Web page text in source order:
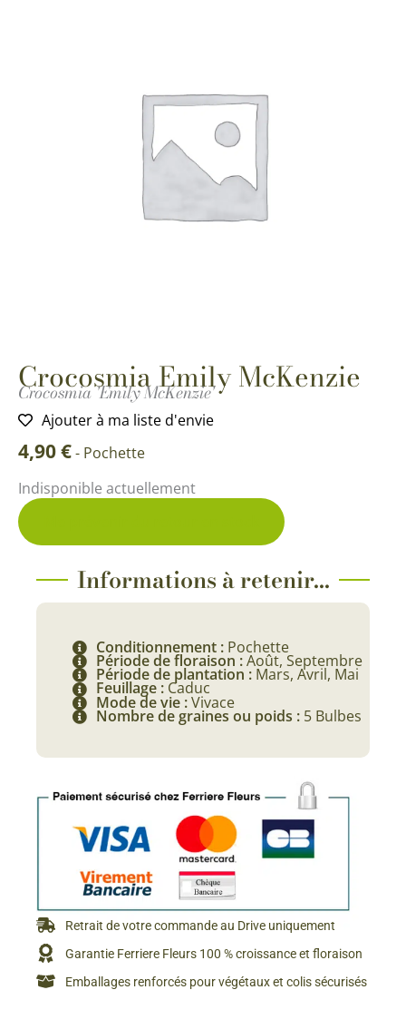
Crocosmia Emily McKenzie
Crocosmia 'Emily McKenzie'
Ajouter à ma liste d'envie
4,90€- Pochette
Indisponible actuellement
Informations à retenir...
Conditionnement : Pochette
Période de floraison :Août, Septembre
Période de plantation : Mars, Avril, Mai
Feuillage : Caduc
Mode de vie :Vivace
Nombre de graines ou poids : 5 Bulbes
Retrait de votre commande au Drive uniquement
Garantie Ferriere Fleurs 100 % croissance et floraison
Emballages renforcés pour végétaux et colis sécurisés